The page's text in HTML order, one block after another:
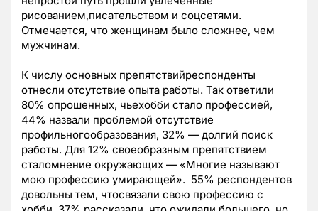
рисованием,писательством и соцсетями.
Отмечается, что женщинам было сложнее, чем
мужчинам.
К числу основных препятствийреспонденты
отнесли отсутствие опыта работы. Так ответили
80% опрошенных, чьехобби стало профессией,
44% назвали проблемой отсутствие
профильногообразования, 32% — долгий поиск
работы. Для 12% своеобразным препятствием
сталомнение окружающих — «Многие называют
мою профессию умирающей». 55% респондентов
довольны тем, чтосвязали свою профессию с